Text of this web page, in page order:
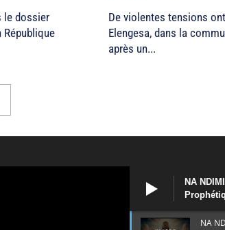
le dossier
République
De violentes tensions
Elengesa, dans la
après un...
NA
NA